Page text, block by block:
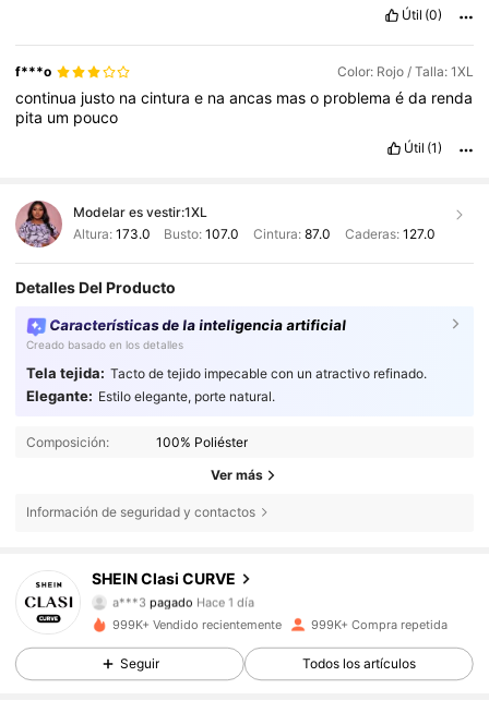
Útil (0)
f***o Color: Rojo / Talla: 1XL
continua justo nacinturae naancas maso problemaéda renda
pita um pouco
Útil (1)
Modelar es vestir:1XL
Altura: 173.0 Busto:107.0 Cintura: 87.0 Caderas: 127.0
Detalles Del Producto
Características de la inteligencia artificial
Creado basado en los detalles
Tela tejida: Tacto de tejido impecable con un atractivo refinado.
Elegante: Estilo elegante, porte natural.
Composición: 100% Poliéster
Ver más
Información de seguridad y contactos
SHEIN Clasi CURVE
4,83
337K Seguidores
a***3 pagado Hace 1 día
g***7
seguido hace Hace 3 horas
4,83 337K Seguidores
999K+ Vendido recientemente 999K+ Compra repetida
Seguir Todos los artículos